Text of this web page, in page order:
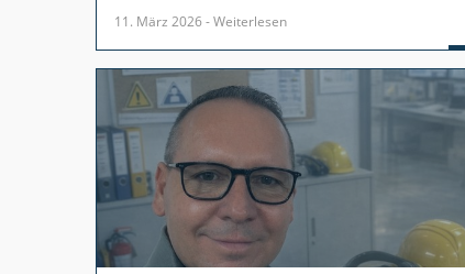
11. März 2026 - Weiterlesen